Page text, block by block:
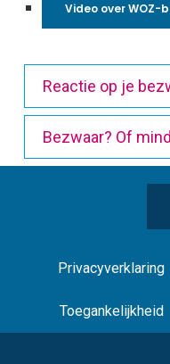
Video over WOZ-
Reactie op je
Bezwaar? Of
Privacyverklaring
Toegankelijkheid